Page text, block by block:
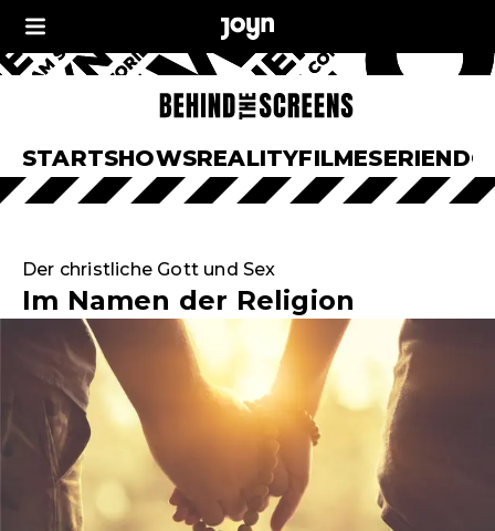
STARTSHOWSREALITYFILMESERIEN
Der christliche Gott und Sex
Im Namen der Religion